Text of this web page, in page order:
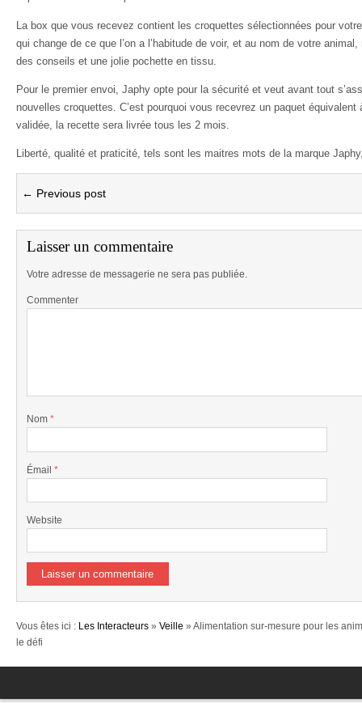
La box que vous recevez contient les croquettes sélectionnées pour
qui change de ce que l’on a l’habitude de voir, et au nom de votre
des conseils et une jolie pochette en tissu.
Pour le premier envoi, Japhy opte pour la sécurité et veut avant tout
nouvelles croquettes. C’est pourquoi vous recevrez un paquet
validée, la recette sera livrée tous les 2 mois.
Liberté, qualité et praticité, tels sont les maitres mots de la marque
← Previous post
Laisser un commentaire
Votre adresse de messagerie ne sera pas publiée.
Commenter
Nom *
Émail *
Website
Vous êtes ici : Les Interacteurs » Veille » Alimentation sur-mesure pour les
le défi